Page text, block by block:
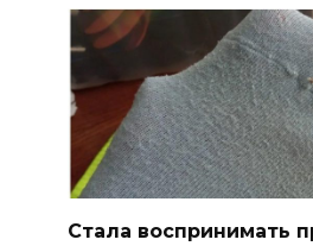
Стала воспринимать